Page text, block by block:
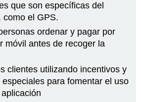
que son específicas del
como el GPS.
ordenar y pagar por
móvil antes de recoger la
clientes utilizando incentivos y
especiales para fomentar el uso